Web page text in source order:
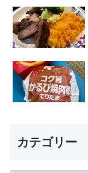
カテゴリー